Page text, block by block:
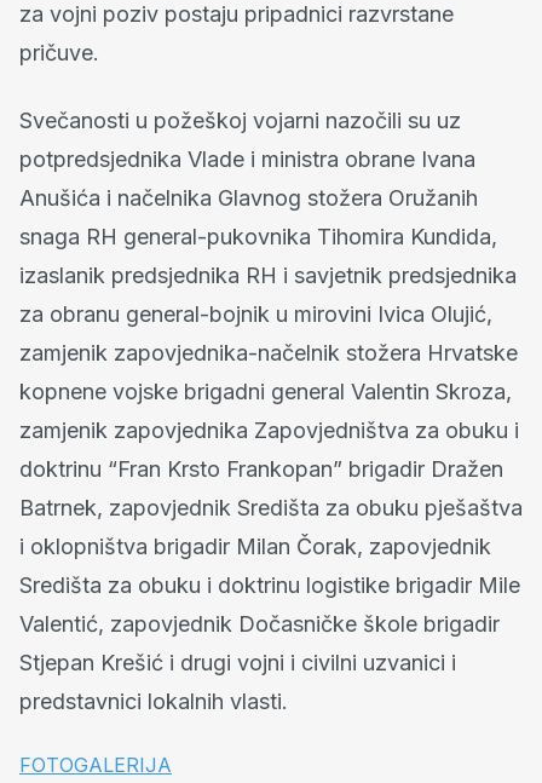
za vojni poziv postaju pripadnici razvrstane
pričuve.
Svečanosti u požeškoj vojarni nazočili su uz
potpredsjednika Vlade i ministra obrane Ivana
Anušića i načelnika Glavnog stožera Oružanih
snaga RH general-pukovnika Tihomira Kundida,
izaslanik predsjednika RH i savjetnik predsjednika
za obranu general-bojnik u mirovini Ivica Olujić,
zamjenik zapovjednika-načelnik stožera Hrvatske
kopnene vojske brigadni general Valentin Skroza,
zamjenik zapovjednika Zapovjedništva za obuku i
doktrinu “Fran Krsto Frankopan” brigadir Dražen
Batrnek, zapovjednik Središta za obuku pješaštva
i oklopništva brigadir Milan Čorak, zapovjednik
Središta za obuku i doktrinu logistike brigadir Mile
Valentić, zapovjednik Dočasničke škole brigadir
Stjepan Krešić i drugi vojni i civilni uzvanici i
predstavnici lokalnih vlasti.
FOTOGALERIJA